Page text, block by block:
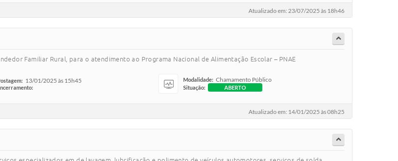
Atualizado em: 23/07/2025 às 18h46
Familiar Rural, para o atendimento ao Programa Nacional de Alimentação Escolar – PNAE
13/01/2025 às 15h45 Modalidade: Chamamento Público
Situação: ABERTO
Atualizado em: 14/01/2025 às 08h25